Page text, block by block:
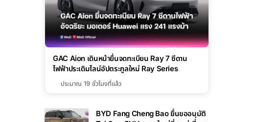
GAC Aion เดินหน้ายื่นจดทะเบียน Ray 7 ซีดาน
ไฟฟ้าประเดิมไลน์อัปตระกูลใหม่ Ray Series
ประมาณ 19 ชั่วโมงที่แล้ว
BYD Fang Cheng Bao ยื่นขออนุมัติ